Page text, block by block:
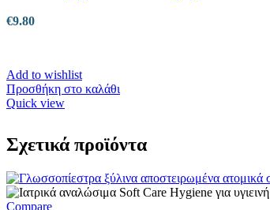
€9.80
Add to wishlist
Προσθήκη στο καλάθι
Quick view
Σχετικά προϊόντα
Compare